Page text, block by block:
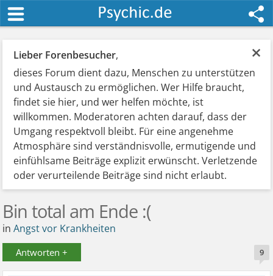
×
Lieber Forenbesucher,
dieses Forum dient dazu, Menschen zu unterstützen
und Austausch zu ermöglichen. Wer Hilfe braucht,
findet sie hier, und wer helfen möchte, ist
willkommen. Moderatoren achten darauf, dass der
Umgang respektvoll bleibt. Für eine angenehme
Atmosphäre sind verständnisvolle, ermutigende und
einfühlsame Beiträge explizit erwünscht. Verletzende
oder verurteilende Beiträge sind nicht erlaubt.
Bin total am Ende :(
inAngst vor Krankheiten
Antworten + 9